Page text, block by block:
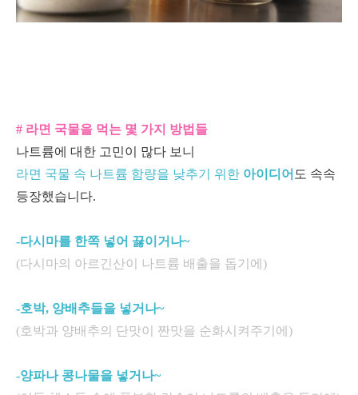
# 라면 국물을 먹는 몇 가지 방법들
나트륨에 대한 고민이 많다 보니
라면 국물 속 나트륨 함량을 낮추기 위한 아이디어 도 속속
등장했습니다.
-다시마를 한쪽 넣어 끓이거나~
(다시마의 아르긴산이 나트륨 배출을 돕기에)
-호박, 양배추들을 넣거나~
(호박과 양배추의 단맛이 짠맛을 순화시켜주기에)
-양파나 콩나물을 넣거나~